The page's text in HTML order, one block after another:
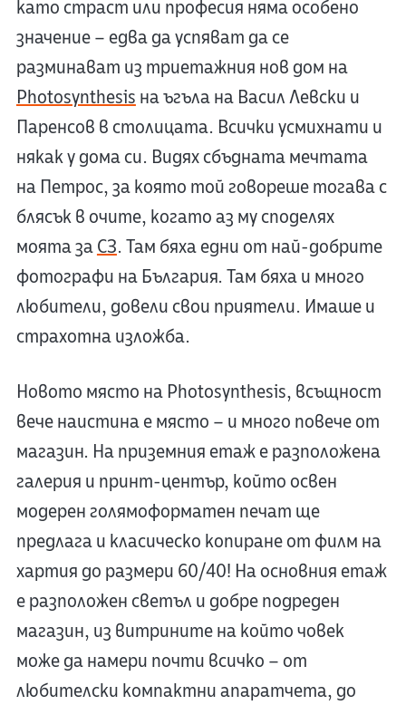
като страст или професия няма особено
значение – едва да успяват да се
разминават из триетажния нов дом на
Photosynthesis на ъгъла на Васил Левски и
Паренсов в столицата. Всички усмихнати и
някак у дома си. Видях сбъдната мечтата
на Петрос, за която той говореше тогава с
блясък в очите, когато аз му споделях
моята заC3. Там бяха едни от най-добрите
фотографи на България. Там бяха и много
любители, довели свои приятели. Имаше и
страхотна изложба.
Новото място на Photosynthesis, всъщност
вече наистина е място – и много повече от
магазин. На приземния етаж е разположена
галерия и принт-център, който освен
модерен голямоформатен печат ще
предлага и класическо копиране от филм на
хартия до размери 60/40! На основния етаж
е разположен светъл и добре подреден
магазин, из витрините на който човек
може да намери почти всичко – от
любителски компактни апаратчета, до